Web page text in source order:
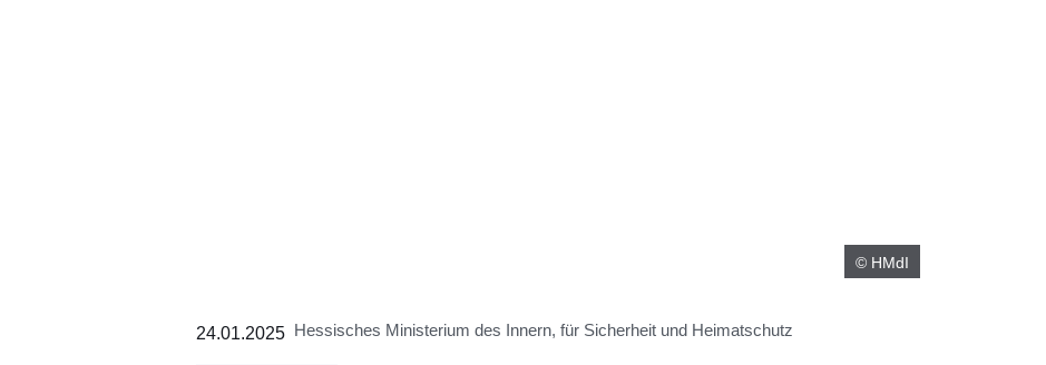
© HMdI
24.01.2025 Hessisches Ministerium des Innern, für Sicherheit und Heimatschutz